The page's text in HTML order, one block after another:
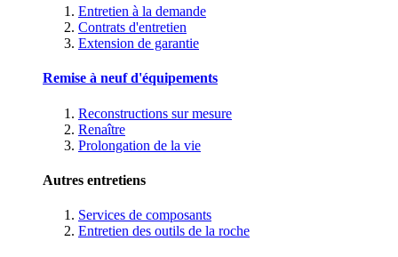
Entretien à la demande
Contrats d'entretien
Extension de garantie
Remise à neuf d'équipements
Reconstructions sur mesure
Renaître
Prolongation de la vie
Autres entretiens
Services de composants
Entretien des outils de la roche